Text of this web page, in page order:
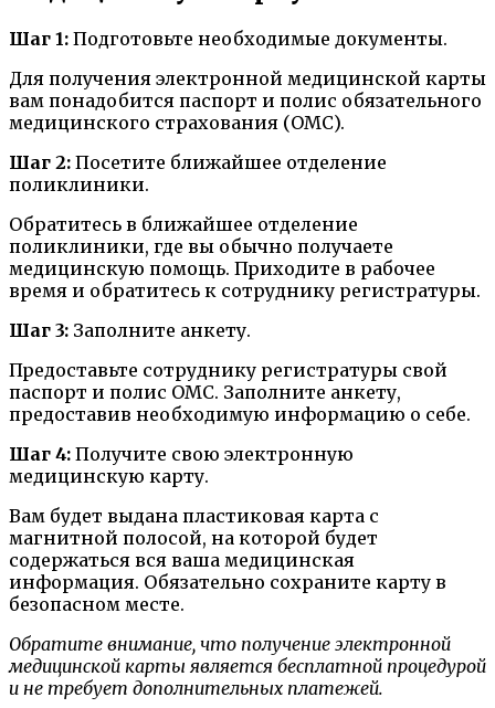
Шаг 1: Подготовьте необходимые документы.
Для получения электронной медицинской карты
вам понадобится паспорт и полис обязательного
медицинского страхования (ОМС).
Шаг 2: Посетите ближайшее отделение
поликлиники.
Обратитесь в ближайшее отделение
поликлиники, где вы обычно получаете
медицинскую помощь. Приходите в рабочее
время и обратитесь к сотруднику регистратуры.
Шаг 3: Заполните анкету.
Предоставьте сотруднику регистратуры свой
паспорт и полис ОМС. Заполните анкету,
предоставив необходимую информацию о себе.
Шаг 4: Получите свою электронную
медицинскую карту.
Вам будет выдана пластиковая карта с
магнитной полосой, на которой будет
содержаться вся ваша медицинская
информация. Обязательно сохраните карту в
безопасном месте.
Обратите внимание, что получение электронной
медицинской карты является бесплатной процедурой
и не требует дополнительных платежей.